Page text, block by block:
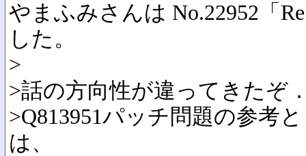
やまふみさんは No.22952「
した。
>
>話の方向性が違ってきたぞ
>Q813951パッチ問題の参考
は、